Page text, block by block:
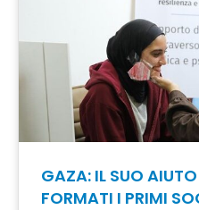
GAZA: IL SUO
FORMATI I PRIMI